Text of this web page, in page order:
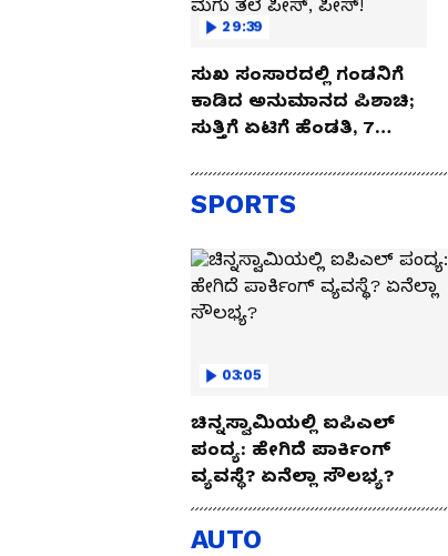
29:39
ಸುಖ ಸಂಸಾರದಲ್ಲಿ ಗಂಡನಿಗೆ
ಕಾಡಿದ ಅನುಮಾನದ ಪಿಶಾಚಿ;
ಸುತ್ತಿಗೆ ಏಟಿಗೆ ಹೆಂಡತಿ, 7
ಪೀಸ್!
SPORTS
03:05
ಚಿನ್ನಸ್ವಾಮಿಯಲ್ಲಿ ಐಪಿಎಲ್‌
ಪಂದ್ಯ: ಹೇಗಿದೆ ಪಾರ್ಕಿಂಗ್
ವ್ಯವಸ್ಥೆ? ಏನೆಲ್ಲಾ ಸೌಲಭ್ಯ?
AUTO